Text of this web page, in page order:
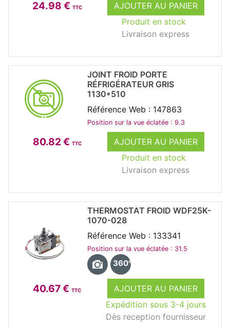
24.98 € TTC
AJOUTER AU PANIER
Produit en stock
Livraison express
80.82 € TTC
AJOUTER AU PANIER
Produit en stock
Livraison express
JOINT FROID PORTE
RÉFRIGÉRATEUR GRIS
1130*510
Référence Web : 147863
Position sur la vue éclatée : 9.3
40.67 € TTC
AJOUTER AU PANIER
Expédition sous 3-4 jours
Dès reception fournisseur
THERMOSTAT FROID WDF25K-
1070-028
Référence Web : 133341
Position sur la vue éclatée : 31.5
360°